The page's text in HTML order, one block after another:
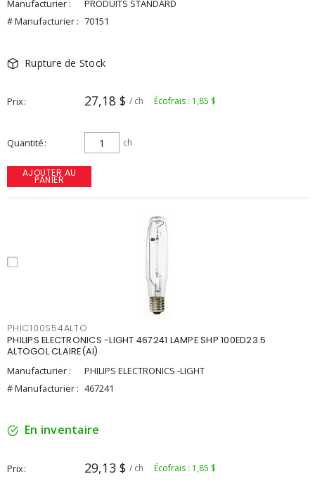
Manufacturier :
PRODUITS STANDARD
# Manufacturier : 70151
Rupture de Stock
Prix 27,18 $ / ch Écofrais : 1,85 $
Quantité ch
AJOUTER AU
PANIER
PHIC100S54ALTO
PHILIPS ELECTRONICS -LIGHT 467241 LAMPE SHP 100ED23.5
ALTOGOL CLAIRE(AI)
Manufacturier :
PHILIPS ELECTRONICS -LIGHT
# Manufacturier : 467241
En inventaire
Prix 29,13 $ / ch Écofrais : 1,85 $